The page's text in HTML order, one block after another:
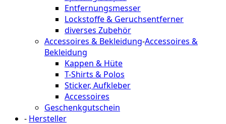
Entfernungsmesser
Lockstoffe & Geruchsentferner
diverses Zubehör
Accessoires & Bekleidung-Accessoires &
Bekleidung
Kappen & Hüte
T-Shirts & Polos
Sticker, Aufkleber
Accessoires
Geschenkgutschein
- Hersteller